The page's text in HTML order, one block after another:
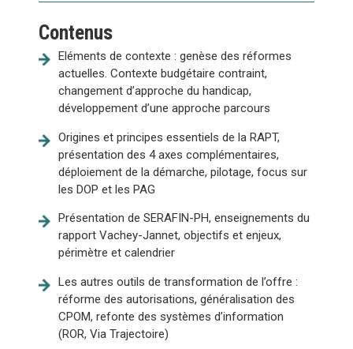
Contenus
Eléments de contexte : genèse des réformes
actuelles. Contexte budgétaire contraint,
changement d’approche du handicap,
développement d’une approche parcours
Origines et principes essentiels de la RAPT,
présentation des 4 axes complémentaires,
déploiement de la démarche, pilotage, focus sur
les DOP et les PAG
Présentation de SERAFIN-PH, enseignements du
rapport Vachey-Jannet, objectifs et enjeux,
périmètre et calendrier
Les autres outils de transformation de l’offre :
réforme des autorisations, généralisation des
CPOM, refonte des systèmes d’information
(ROR, Via Trajectoire)